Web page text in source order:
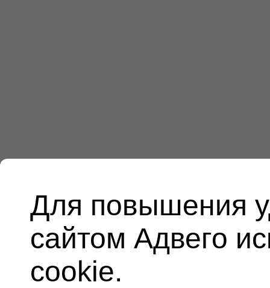
Для повышения
сайтом Адвего
cookie.